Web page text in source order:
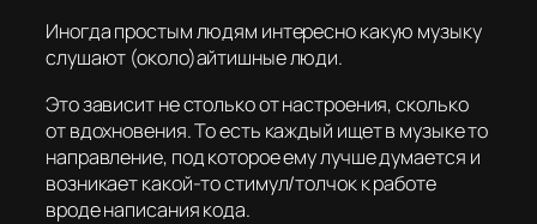
Иногда простым людям интересно какую музыку
слушают (около)айтишные люди.
Это зависит не столько от настроения, сколько
от вдохновения. То есть каждый ищет в музыке то
направление, под которое ему лучше думается и
возникает какой-то стимул/толчок к работе
вроде написания кода.